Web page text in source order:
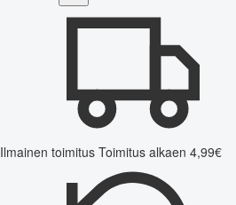
Ilmainen toimitus Toimitus alkaen 4,99€